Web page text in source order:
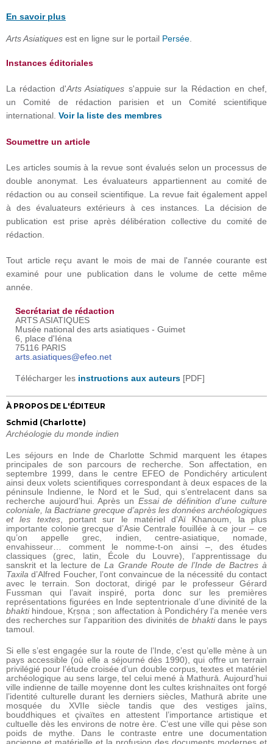
En savoir plus
Arts Asiatiques est en ligne sur le portail Persée.
Instances éditoriales
La rédaction d'Arts Asiatiques s'appuie sur la Rédaction en chef,
un Comité de rédaction parisien et un Comité scientifique
international. Voir la liste des membres
Soumettre un article
Les articles soumis à la revue sont évalués selon un processus de
double anonymat. Les évaluateurs appartiennent au comité de
rédaction ou au conseil scientifique. La revue fait également appel
à des évaluateurs extérieurs à ces instances. La décision de
publication est prise après délibération collective du comité de
rédaction.
Tout article reçu avant le mois de mai de l'année courante est
examiné pour une publication dans le volume de cette même
année.
Secrétariat de rédaction
ARTS ASIATIQUES
Musée national des arts asiatiques - Guimet
6, place d'Iéna
75116 PARIS
arts.asiatiques@efeo.net
​Télécharger les instructions aux auteurs [PDF]
À PROPOS DE L'ÉDITEUR
Schmid (Charlotte)
Archéologie du monde indien
Les séjours en Inde de Charlotte Schmid marquent les étapes
principales de son parcours de recherche. Son affectation, en
septembre 1999, dans le centre EFEO de Pondichéry articulent
ainsi deux volets scientifiques correspondant à deux espaces de la
péninsule Indienne, le Nord et le Sud, qui s’entrelacent dans sa
recherche aujourd’hui. Après un Essai de définition d’une culture
coloniale, la Bactriane grecque d’après les données archéologiques
et les textes, portant sur le matériel d’Aï Khanoum, la plus
importante colonie grecque d’Asie Centrale fouillée à ce jour – ce
qu’on appelle grec, indien, centre-asiatique, nomade,
envahisseur… comment le nomme-t-on ainsi –, des études
classiques (grec, latin, École du Louvre), l’apprentissage du
sanskrit et la lecture de La Grande Route de l’Inde de Bactres à
Taxila d’Alfred Foucher, l’ont convaincue de la nécessité du contact
avec le terrain. Son doctorat, dirigé par le professeur Gérard
Fussman qui l’avait inspiré, porta donc sur les premières
représentations figurées en Inde septentrionale d’une divinité de la
bhakti hindoue, Kṛṣṇa ; son affectation à Pondichéry l’a menée vers
des recherches sur l’apparition des divinités de bhaktidans le pays
tamoul.
Si elle s’est engagée sur la route de l’Inde, c’est qu’elle mène à un
pays accessible (où elle a séjourné dès 1990), qui offre un terrain
privilégié pour l’étude croisée d’un double corpus, textes et matériel
archéologique au sens large, tel celui mené à Mathurā. Aujourd’hui
ville indienne de taille moyenne dont les cultes krishnaïtes ont forgé
l’identité culturelle durant les derniers siècles, Mathurā abrite une
mosquée du XVIIe siècle tandis que des vestiges jaïns,
bouddhiques et çivaïtes en attestent l’importance artistique et
cultuelle dès les environs de notre ère. C’est une ville qui pèse son
poids de mythe. Dans le contraste entre une documentation